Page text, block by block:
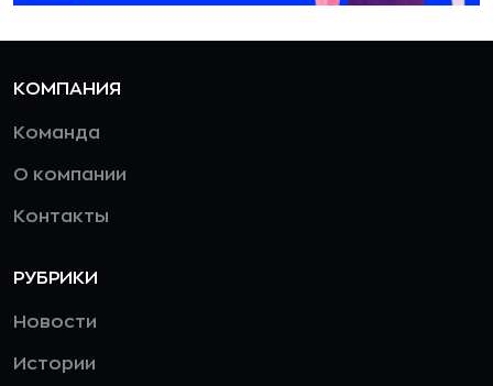
КОМПАНИЯ
Команда
О компании
Контакты
РУБРИКИ
Новости
Истории